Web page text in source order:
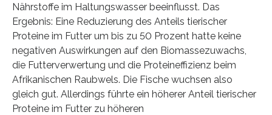
Nährstoffe im Haltungswasser beeinflusst. Das
Ergebnis: Eine Reduzierung des Anteils tierischer
Proteine im Futter um bis zu 50 Prozent hatte keine
negativen Auswirkungen auf den Biomassezuwachs,
die Futterverwertung und die Proteineffizienz beim
Afrikanischen Raubwels. Die Fische wuchsen also
gleich gut. Allerdings führte ein höherer Anteil tierischer
Proteine im Futter zu höheren